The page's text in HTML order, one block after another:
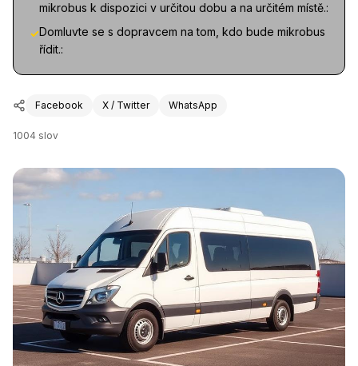
mikrobus k dispozici v určitou dobu a na určitém místě.:
✓Domluvte se s dopravcem na tom, kdo bude mikrobus
řídit.:
Facebook X / Twitter WhatsApp
1004 slov